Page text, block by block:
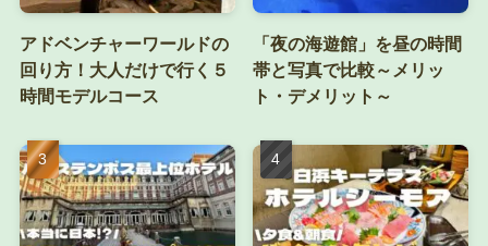
アドベンチャーワールドの
回り方！大人だけで行く５
時間モデルコース
「夜の海遊館」を昼の時間
帯と写真で比較～メリッ
ト・デメリット～